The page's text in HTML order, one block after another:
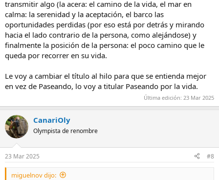
transmitir algo (la acera: el camino de la vida, el mar en
calma: la serenidad y la aceptación, el barco las
oportunidades perdidas (por eso está por detrás y mirando
hacia el lado contrario de la persona, como alejándose) y
finalmente la posición de la persona: el poco camino que le
queda por recorrer en su vida.
Le voy a cambiar el título al hilo para que se entienda mejor
en vez de Paseando, lo voy a titular Paseando por la vida.
Última edición: 23 Mar 2025
CanariOly
Olympista de renombre
23 Mar 2025 #8
miguelnov dijo: